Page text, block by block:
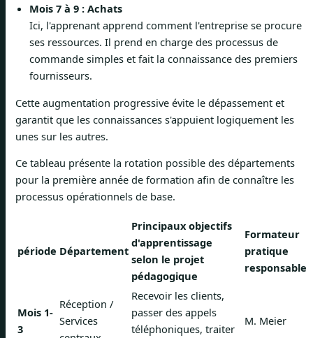
Mois 7 à 9 : Achats
Ici, l'apprenant apprend comment l'entreprise se procure
ses ressources. Il prend en charge des processus de
commande simples et fait la connaissance des premiers
fournisseurs.
Cette augmentation progressive évite le dépassement et
garantit que les connaissances s'appuient logiquement les
unes sur les autres.
Ce tableau présente la rotation possible des départements
pour la première année de formation afin de connaître les
processus opérationnels de base.
période Département
Principaux objectifs
d'apprentissage
selon le projet
pédagogique
Formateur
pratique
responsable
Mois 1-
3
Réception /
Services
Recevoir les clients,
passer des appels
téléphoniques, traiter
M. Meier